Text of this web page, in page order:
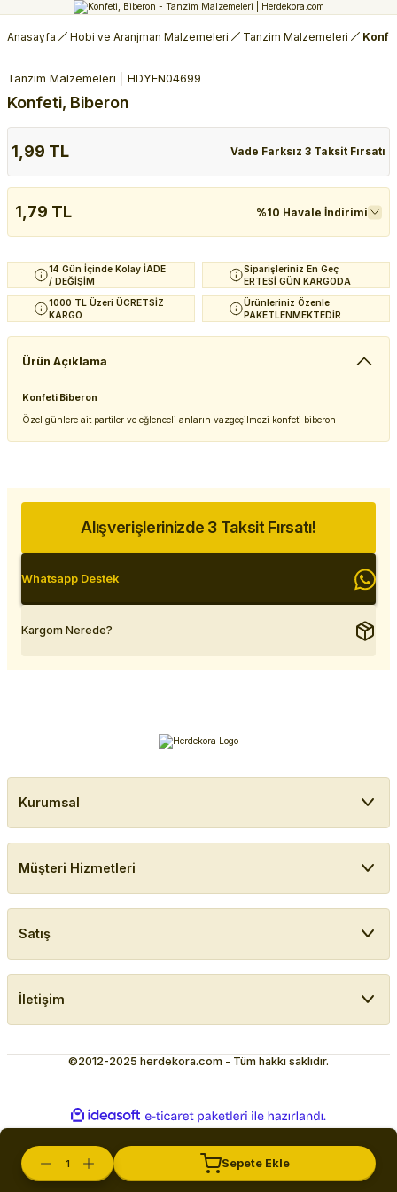
Anasayfa Hobi ve Aranjman Malzemeleri Tanzim Malzemeleri
Tanzim Malzemeleri HDYEN04699
Konfeti, Biberon
1,99 TL Vade Farksız 3 Taksit Fırsatı
1,79 TL %10 Havale İndirimi
14 Gün İçinde Kolay İADE
/ DEĞİŞİM
Siparişleriniz En Geç
ERTESİ GÜN KARGODA
1000 TL Üzeri ÜCRETSİZ
KARGO
Ürünleriniz Özenle
PAKETLENMEKTEDİR
Ürün Açıklama
Konfeti Biberon
Özel günlere ait partiler ve eğlenceli anların vazgeçilmezi konfeti biberon
Sepete Ekle
Alışverişlerinizde 3 Taksit Fırsatı!
Whatsapp Destek
Kargom Nerede?
Kurumsal
Müşteri Hizmetleri
Satış
İletişim
©2012-2025 herdekora.com - Tüm hakkı saklıdır.
ideasoft
e-
ticaret
hazırlandı.